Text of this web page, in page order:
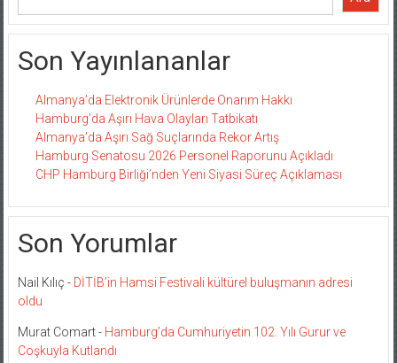
Son Yayınlananlar
Almanya’da Elektronik Ürünlerde Onarım Hakkı
Hamburg’da Aşırı Hava Olayları Tatbikatı
Almanya’da Aşırı Sağ Suçlarında Rekor Artış
Hamburg Senatosu 2026 Personel Raporunu Açıkladı
CHP Hamburg Birliği’nden Yeni Siyasi Süreç Açıklaması
Son Yorumlar
Nail Kılıç - DİTİB’in Hamsi Festivali kültürel buluşmanın adresi
oldu
Murat Comart- Hamburg’da Cumhuriyetin 102. Yılı Gurur ve
Coşkuyla Kutlandı